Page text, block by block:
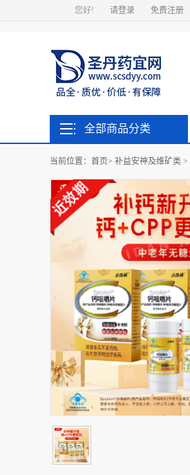
您好! 请登录 免费注册
全部商品分类
当前位置： 首页> 补益安神及维矿类 >